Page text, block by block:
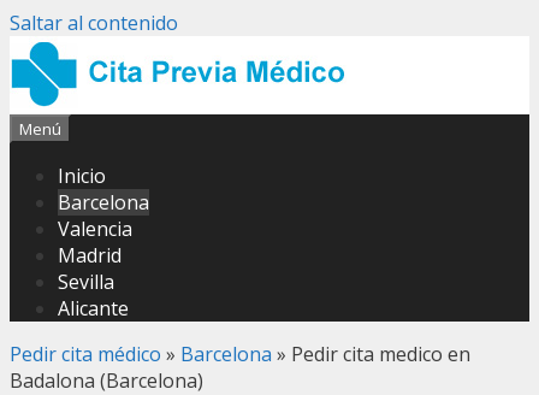
Saltar al contenido
Menú
Inicio
Barcelona
Valencia
Madrid
Sevilla
Alicante
Pedir cita médico » Barcelona » Pedir cita medico en
Badalona (Barcelona)